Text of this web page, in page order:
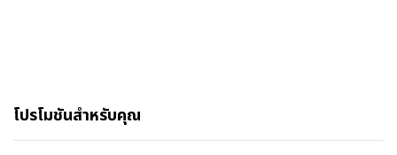
โปรโมชันสำหรับคุณ